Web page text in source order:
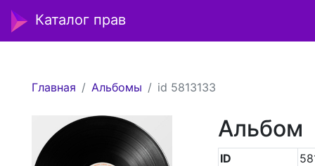
Каталог прав
Главная Альбомы id 5813133
Альбом
ID